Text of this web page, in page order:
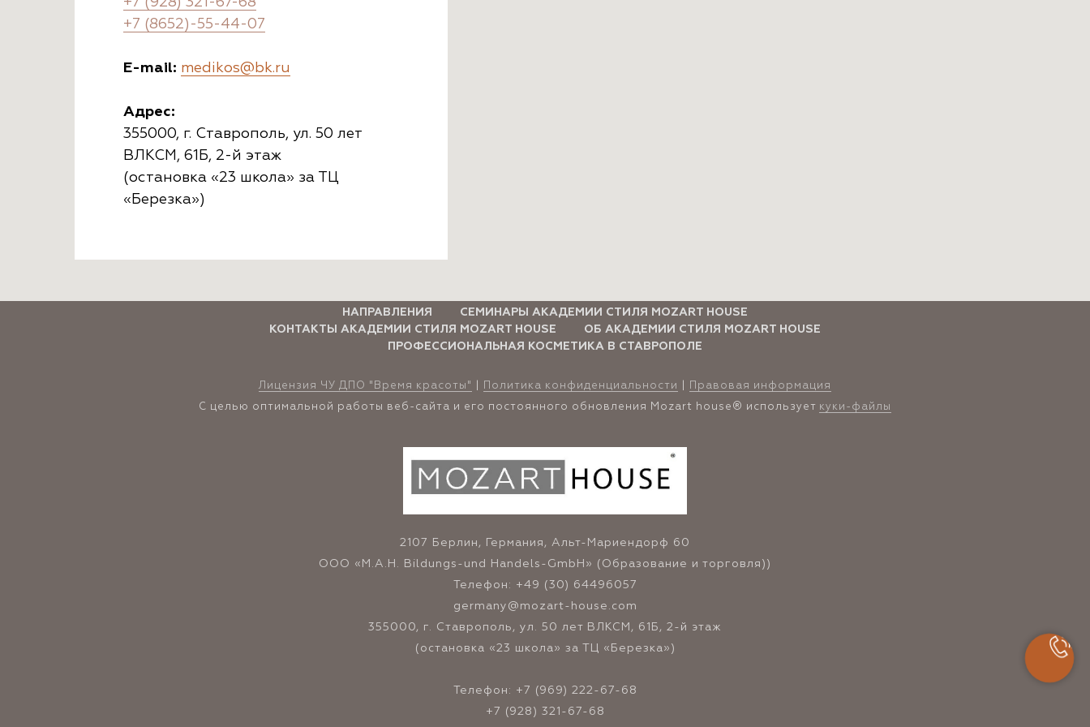
+7 (8652)-55-44-07
E-mail: medikos@bk.ru
Адрес:
355000, г. Ставрополь, ул. 50 лет
ВЛКСМ, 61Б, 2-й этаж
(остановка «23 школа» за ТЦ
«Березка»)
НАПРАВЛЕНИЯ
СЕМИНАРЫ АКАДЕМИИ СТИЛЯ MOZART HOUSE
КОНТАКТЫ АКАДЕМИИ СТИЛЯ MOZART HOUSE
ОБ АКАДЕМИИ СТИЛЯ MOZART HOUSE
ПРОФЕССИОНАЛЬНАЯ КОСМЕТИКА В СТАВРОПОЛЕ
Лицензия ЧУ ДПО "Время красоты" Политика конфиденциальности
Правовая информация
С целью оптимальной работы веб-сайта и его постоянного обновления Mozart house® использует куки-файлы
2107 Берлин, Германия, Альт-Мариендорф 60
ООО «M.A.H. Bildungs-und Handels-GmbH» (Образование и торговля))
Телефон: +49 (30) 64496057
germany@mozart-house.com
355000, г. Ставрополь, ул. 50 лет ВЛКСМ, 61Б, 2-й этаж
(остановка «23 школа» за ТЦ «Березка»)
Телефон: +7 (969) 222-67-68
+7 (928) 321-67-68